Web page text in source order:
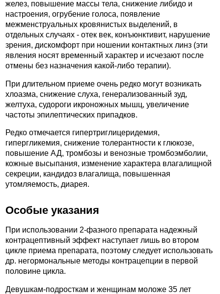
желез, повышение массы тела, снижение либидо и
настроения, огрубение голоса, появление
межменструальных кровянистых выделений, в
отдельных случаях - отек век, конъюнктивит, нарушение
зрения, дискомфорт при ношении контактных линз (эти
явления носят временный характер и исчезают после
отмены без назначения какой-либо терапии).
При длительном приеме очень редко могут возникать
хлоазма, снижение слуха, генерализованный зуд,
желтуха, судороги икроножных мышц, увеличение
частоты эпилептических припадков.
Редко отмечается гипертриглицеридемия,
гипергликемия, снижение толерантности к глюкозе,
повышение АД, тромбозы и венозные тромбоэмболии,
кожные высыпания, изменение характера влагалищной
секреции, кандидоз влагалища, повышенная
утомляемость, диарея.
Особые указания
При использовании 2-фазного препарата надежный
контрацептивный эффект наступает лишь во втором
цикле приема препарата, поэтому следует использовать
др. негормональные методы контрацепции в первой
половине цикла.
Девушкам-подросткам и женщинам моложе 35 лет